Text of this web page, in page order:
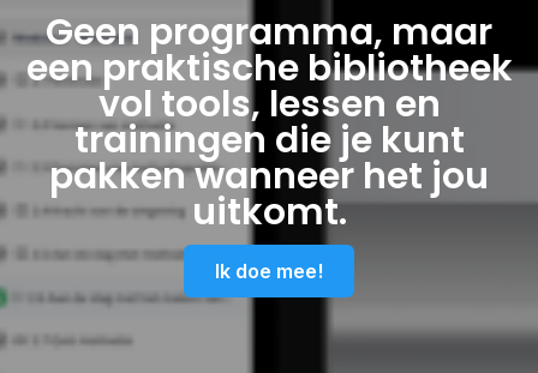
Geen programma, maar
een praktische bibliotheek
vol tools, lessen en
trainingen die je kunt
pakken wanneer het jou
uitkomt.
Ik doe mee!